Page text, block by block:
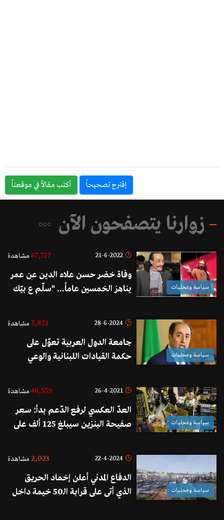
إقترح تصحيحاً أكتب مقالاً في موقعناً
زوارنا يتصفحون الآن
سياسة ومحليات
21-6-2022
67,727 مشاهدة
وفاة خضر حسن علاء الدين عن عمر
يناهز الخمسين عاماً... "سلّم ع بيّك
سياسة ومحليات
28-6-2024
5,851 مشاهدة
جامعة الدول العربية تعوّل على
حكمة القيادات اللبنانية والوعي
السياسي والميداني
سياسة ومحليات
26-4-2021
46,559 مشاهدة
العدّ العكسي لرفع الدّعم بدأ: سعر
صفيحة البنزين سيبلغ 125 ألف على
سياسة ومحليات
22-4-2024
2,023 مشاهدة
الدفاع المدني أعلن إخماد الحريق
الذي أتى على قرابة الـ50 خيمة داخل